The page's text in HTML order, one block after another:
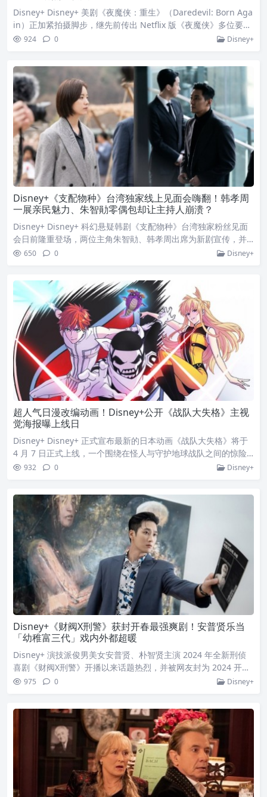
Disney+ Disney+ 美剧《夜魔侠：重生》（Daredevil: Born Aga
in）正加紧拍摄脚步，继先前传出 Netflix 版《夜魔侠》多位要角
将回归外，日前片场照再曝光另一位演员，曾演出凡妮莎的阿耶
924 0 Disney+
Disney+《支配物种》台湾独家线上见面会嗨翻！韩孝周
一展亲民魅力、朱智勛零偶包却让主持人崩溃？
Disney+ Disney+ 科幻悬疑韩剧《支配物种》台湾独家粉丝见面
会日前隆重登场，两位主角朱智勛、韩孝周出席为新剧宣传，并
在活动上与粉丝热情互动，一展男神女神亲民魅力，也让有望成
y+ 合作并出席品牌举办的首场台湾粉丝见面会，忍不住感性分
享：今天能这样跟粉丝见面真
650 0 Disney+
超人气日漫改编动画！Disney+公开《战队大失格》主视
觉海报曝上线日
Disney+ Disney+ 正式宣布最新的日本动画《战队大失格》将于
4 月 7 日正式上线，一个围绕在怪人与守护地球战队之间的惊险
战斗即将展开！《战队大失格》改编自春场葱由漫画出版商讲谈
每週都会发起战斗，然而，真相与表面所见并不相同。事实上，
怪人在1年之内就被打败了，守望者
932 0 Disney+
Disney+《财阀X刑警》获封开春最强爽剧！安普贤乐当
「幼稚富三代」戏内外都超暖
Disney+ 演技派俊男美女安普贤、朴智贤主演 2024 年全新刑侦
喜剧《财阀X刑警》开播以来话题热烈，并被网友封为 2024 开春
最强爽剧，两位主角日前也接受外媒採访分享幕后拍摄故事，提
男子气概的人，但这次合作过后，我觉得他是一个非常体贴、温
暖的人，他甚至可以记住在场近百名工作人员
975 0 Disney+